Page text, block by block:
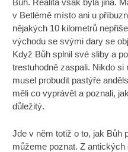
Bůh. Realita však byla jiná.
v Betlémě místo ani u
nějakých 10 kilometrů
východu se svými dary se
Když Bůh splnil své sliby a
trestuhodně zaspali. Nikdo
musel probudit pastýře
měli co vyprávět a poznali,
důležitý.
Jde v něm totiž o to, jak Bůh
můžeme poznat. Z